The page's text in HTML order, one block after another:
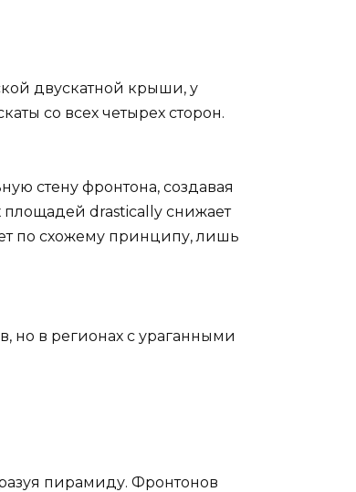
двускатной крыши, у
со всех четырех сторон.
стену фронтона, создавая
площадей drastically снижает
по схожему принципу, лишь
но в регионах с ураганными
пирамиду. Фронтонов